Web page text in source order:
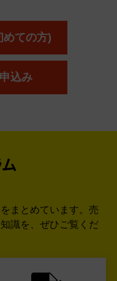
めての方)
込み
まとめています。 売
識を、ぜひご覧くだ